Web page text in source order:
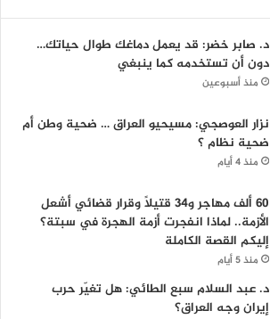
د. صابر خضر: قد يعمل دماغك طوال حياتك…
دون أن تستخدمه كما ينبغي
منذ أسبوعين
نزار العوصجي: مسيحيو العراق … ضحية وطن أم
ضحية نظام ؟
منذ 4 أيام
60 ألف مهاجر و34 قتيلاً وقرار قضائي أشعل
الأزمة.. لماذا انفجرت أزمة الهجرة في سبتة؟
إليكم القصة الكاملة
منذ 5 أيام
د. عبد السلام سبع الطائي: هل تغيّر حرب
إيران وجه العراق؟